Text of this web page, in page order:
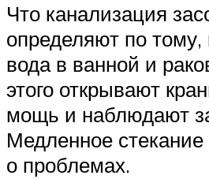
Что канализация
определяют по тому,
вода в ванной и
этого открывают
мощь и наблюдают
Медленное
о проблемах.